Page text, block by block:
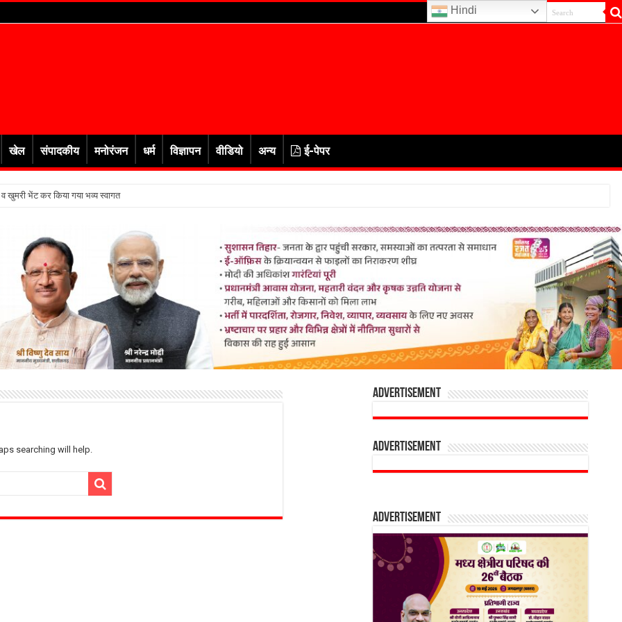
खेल संपादकीय मनोरंजन धर्म विज्ञापन वीडियो अन्य ई-पेपर
व खुमरी भेंट कर किया गया भव्य स्वागत
searching will help.
Advertisement
Advertisement
Advertisement
Hindi